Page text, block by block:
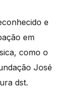
e
em
como o
José
dst.